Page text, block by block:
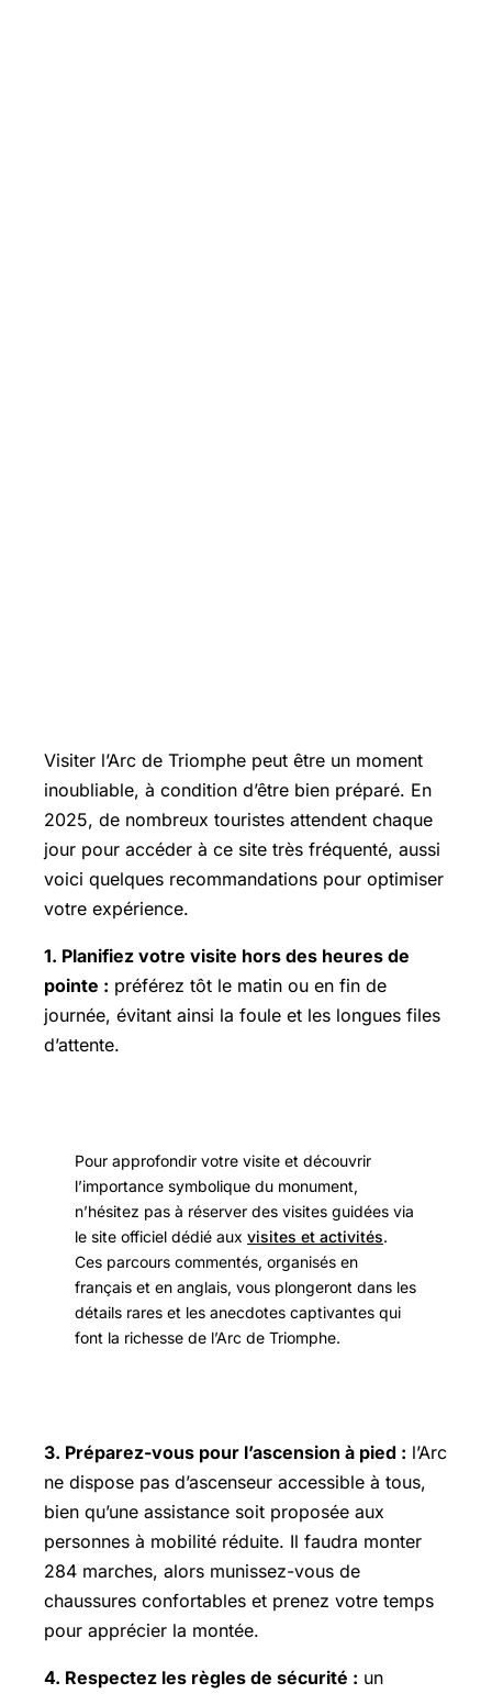
Visiter l’Arc de Triomphe peut être un moment
inoubliable, à condition d’être bien préparé. En
2025, de nombreux touristes attendent chaque
jour pour accéder à ce site très fréquenté, aussi
voici quelques recommandations pour optimiser
votre expérience.
1. Planifiez votre visite hors des heures de
pointe : préférez tôt le matin ou en fin de
journée, évitant ainsi la foule et les longues files
d’attente.
Pour approfondir votre visite et découvrir
l’importance symbolique du monument,
n’hésitez pas à réserver des visites guidées via
le site officiel dédié aux visites et activités.
Ces parcours commentés, organisés en
français et en anglais, vous plongeront dans les
détails rares et les anecdotes captivantes qui
font la richesse de l’Arc de Triomphe.
3. Préparez-vous pour l’ascension à pied : l’Arc
ne dispose pas d’ascenseur accessible à tous,
bien qu’une assistance soit proposée aux
personnes à mobilité réduite. Il faudra monter
284 marches, alors munissez-vous de
chaussures confortables et prenez votre temps
pour apprécier la montée.
4. Respectez les règles de sécurité : un